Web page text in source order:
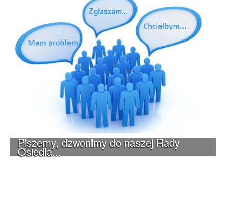
Piszemy, dzwonimy do naszej Rady
Osiedla...